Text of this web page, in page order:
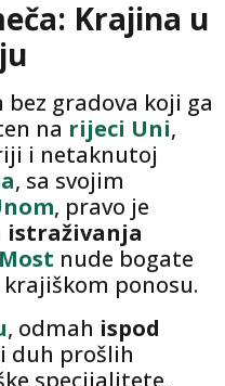
Krajina u
gradova koji ga
na rijeci Uni,
i netaknutoj
, sa svojim
, pravo je
istraživanja
nude bogate
ponosu.
, odmah ispod
duh prošlih
specijalitete,